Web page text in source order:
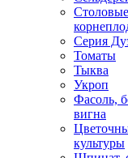
Столовые
Серия
Томаты
Тыква
Укроп
Фасоль,
вигна
культуры